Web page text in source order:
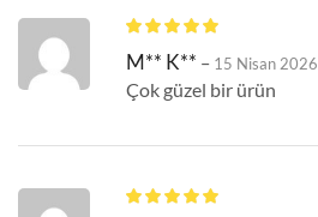
M** K** – 15 Nisan 2026
Çok güzel bir ürün